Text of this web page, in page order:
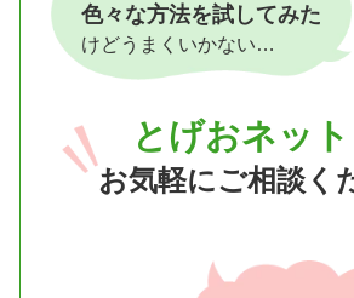
色々な方法を試してみた
けどうまくいかない…
とげおネット
お気軽にご相談く